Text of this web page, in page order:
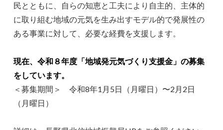
民とともに、自らの知恵と工夫により自主的、主体的
に取り組む地域の元気を生み出すモデル的で発展性の
ある事業に対して、必要な経費を支援します。
現在、令和８年度「地域発元気づくり支援金」の募集
をしています。
＜募集期間＞ 令和8年1月5日（月曜日）〜2月2日
（月曜日）